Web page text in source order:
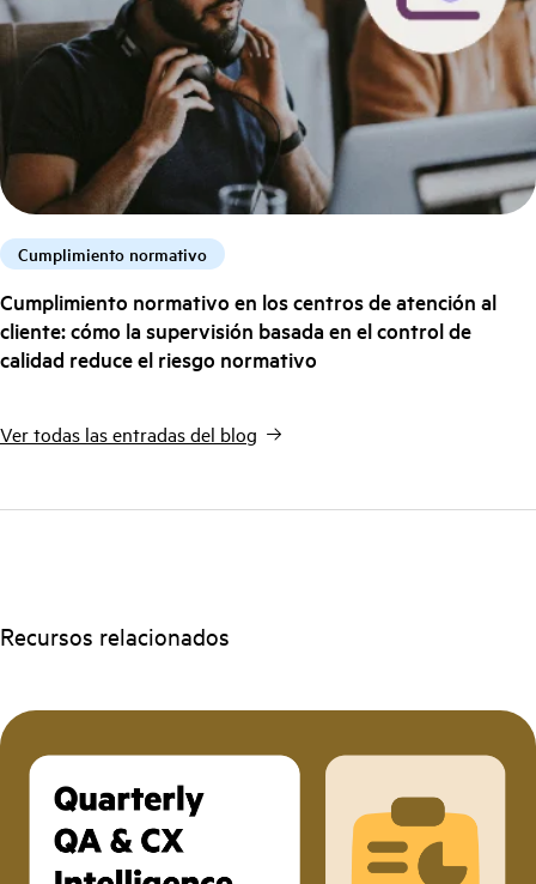
Cumplimiento normativo
Cumplimiento normativo en los centros de atención al
cliente: cómo la supervisión basada en el control de
calidad reduce el riesgo normativo
Ver todas las entradas del blog
Recursos relacionados